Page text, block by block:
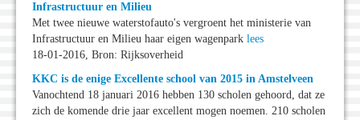
Infrastructuur en Milieu
Met twee nieuwe waterstofauto's vergroent het ministerie van
Infrastructuur en Milieu haar eigen wagenpark lees
18-01-2016, Bron: Rijksoverheid
KKC is de enige Excellente school van 2015 in Amstelveen
Vanochtend 18 januari 2016 hebben 130 scholen gehoord, dat ze
zich de komende drie jaar excellent mogen noemen. 210 scholen